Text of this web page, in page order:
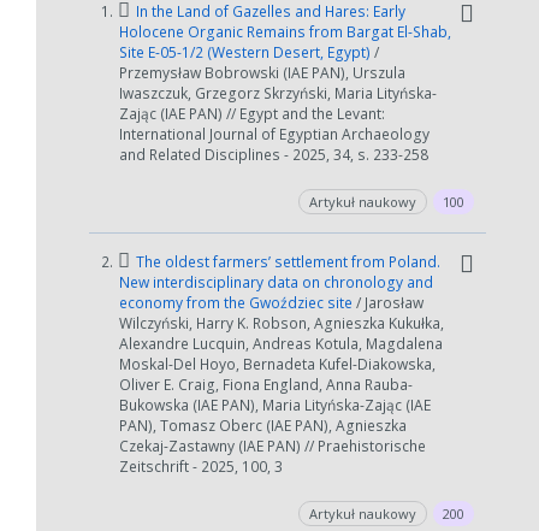
1.
In the Land of Gazelles and Hares: Early
Holocene Organic Remains from Bargat El-Shab,
Site E-05-1/2 (Western Desert, Egypt) /
Przemysław Bobrowski (IAE PAN), Urszula
Iwaszczuk, Grzegorz Skrzyński, Maria Lityńska-
Zając (IAE PAN) // Egypt and the Levant:
International Journal of Egyptian Archaeology
and Related Disciplines - 2025, 34, s. 233-258
Artykuł naukowy 100
2.
The oldest farmers’ settlement from Poland.
New interdisciplinary data on chronology and
economy from the Gwoździec site / Jarosław
Wilczyński, Harry K. Robson, Agnieszka Kukułka,
Alexandre Lucquin, Andreas Kotula, Magdalena
Moskal-Del Hoyo, Bernadeta Kufel-Diakowska,
Oliver E. Craig, Fiona England, Anna Rauba-
Bukowska (IAE PAN), Maria Lityńska-Zając (IAE
PAN), Tomasz Oberc (IAE PAN), Agnieszka
Czekaj-Zastawny (IAE PAN) // Praehistorische
Zeitschrift - 2025, 100, 3
Artykuł naukowy 200